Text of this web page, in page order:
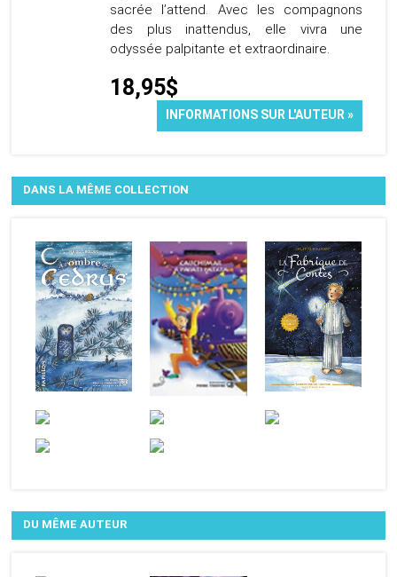
sacrée l’attend. Avec les compagnons
des plus inattendus, elle vivra une
odyssée palpitante et extraordinaire.
18,95$
INFORMATIONS SUR L'AUTEUR »
DANS LA MÊME COLLECTION
DU MÊME AUTEUR